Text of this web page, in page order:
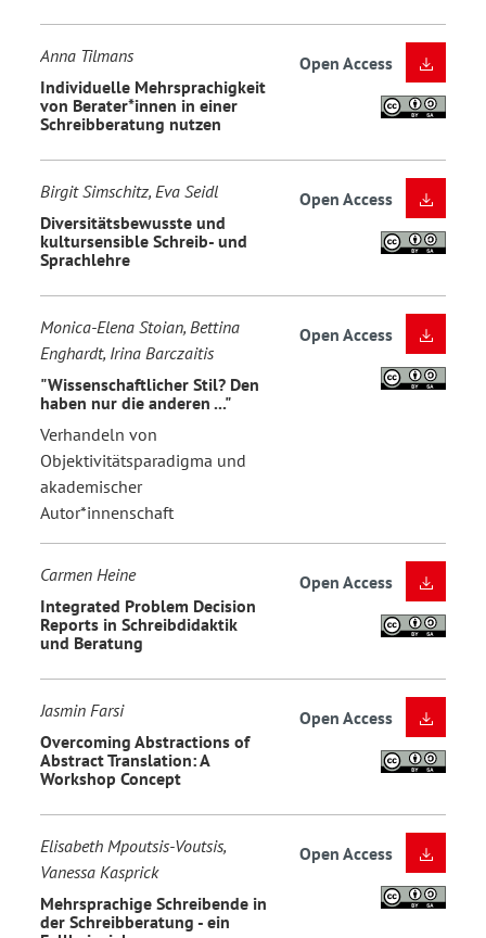
Anna Tilmans
Individuelle Mehrsprachigkeit
von Berater*innen in einer
Schreibberatung nutzen
Open Access
Birgit Simschitz, Eva Seidl
Diversitätsbewusste und
kultursensible Schreib- und
Sprachlehre
Open Access
Monica-Elena Stoian, Bettina
Enghardt, Irina Barczaitis
"Wissenschaftlicher Stil? Den
haben nur die anderen ..."
Verhandeln von
Objektivitätsparadigma und
akademischer
Autor*innenschaft
Open Access
Carmen Heine
Integrated Problem Decision
Reports in Schreibdidaktik
und Beratung
Open Access
Jasmin Farsi
Overcoming Abstractions of
Abstract Translation: A
Workshop Concept
Open Access
Elisabeth Mpoutsis-Voutsis,
Vanessa Kasprick
Mehrsprachige Schreibende in
der Schreibberatung - ein
Open Access